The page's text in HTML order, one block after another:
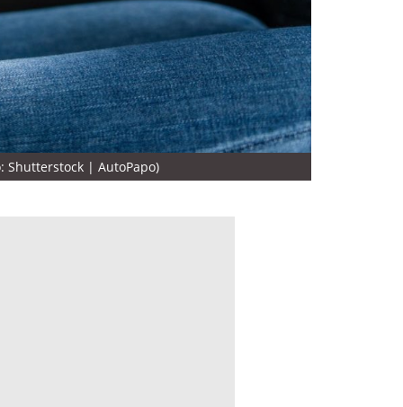
Shutterstock | AutoPapo)